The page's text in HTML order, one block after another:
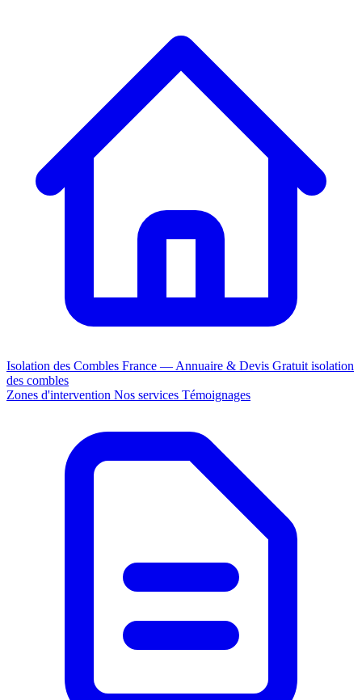
Isolation des Combles France — Annuaire & Devis Gratuit isolation
des combles
Zones d'intervention Nos services Témoignages